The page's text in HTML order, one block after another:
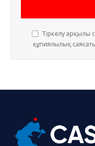
Тіркелу арқылы
құпиялылық